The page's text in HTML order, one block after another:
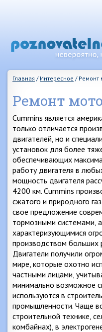
Главная / Интересное / Ремонт
Ремонт
Cummins является
только отличается
двигателей, но и
установок для более
обеспечивающих
работу двигателя в
мощность двигателя
4200 км. Cummins
сжатого и природного
свое предложение
тормозными системами,
характеризующимися
производством больших
Двигатели получили
мире, которые охотно
частными лицами,
минимально возможное
используются в
промышленности. Чаще
строительной технике,
комбайнах), в